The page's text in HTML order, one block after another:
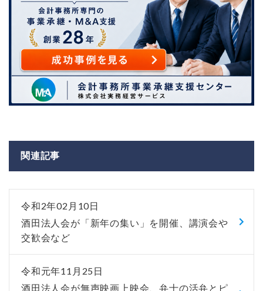
関連記事
令和2年02月10日
酒田法人会が「新年の集い」を開催、講演会や
交歓会など
令和元年11月25日
酒田法人会が無声映画上映会、弁士の活弁とピ